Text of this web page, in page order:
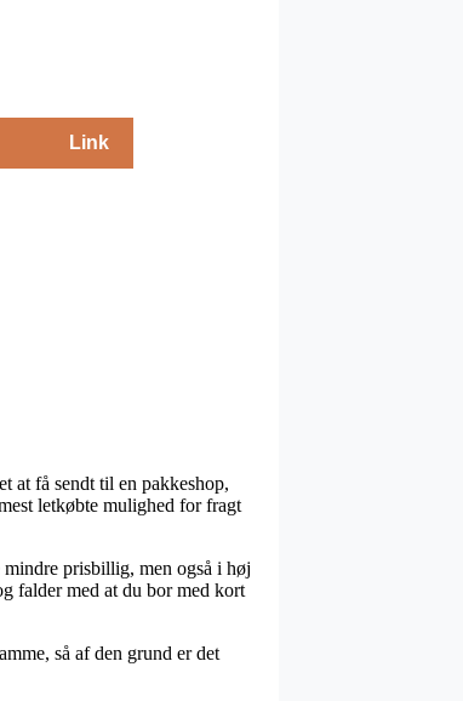
Link
at få sendt til en pakkeshop,
letkøbte mulighed for fragt
prisbillig, men også i høj
falder med at du bor med kort
så af den grund er det